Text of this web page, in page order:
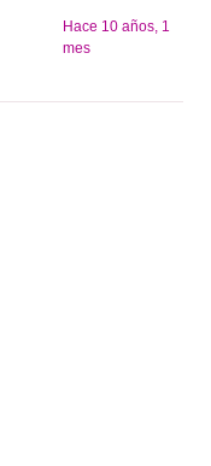
hace 10 años, 1
mes